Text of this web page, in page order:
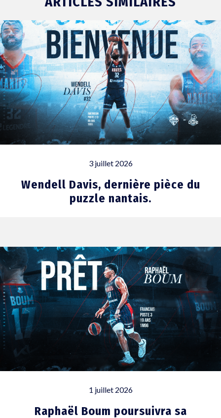
3 juillet 2026
Wendell Davis, dernière pièce du
puzzle nantais.
1 juillet 2026
Raphaël Boum poursuivra sa